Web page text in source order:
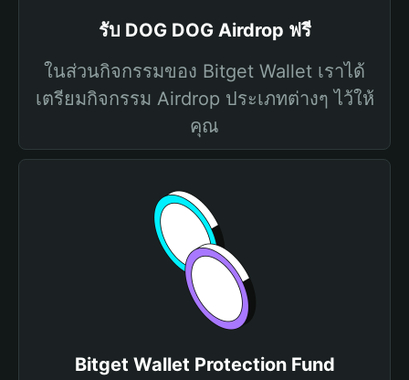
รับ DOG DOG Airdrop ฟรี
ในส่วนกิจกรรมของ Bitget Wallet เราได้
เตรียมกิจกรรม Airdrop ประเภทต่างๆ ไว้ให้
คุณ
Bitget Wallet Protection Fund